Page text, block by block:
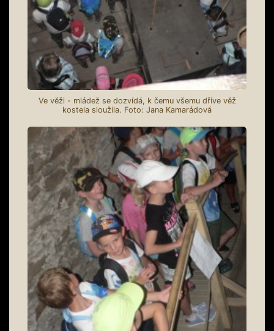
Ve věži - mládež se dozvídá, k čemu všemu dříve věž
kostela sloužila. Foto: Jana Kamarádová